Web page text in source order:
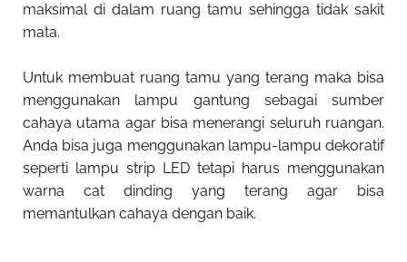
maksimal di dalam ruang tamu sehingga tidak sakit
mata.
Untuk membuat ruang tamu yang terang maka bisa
menggunakan lampu gantung sebagai sumber
cahaya utama agar bisa menerangi seluruh ruangan.
Anda bisa juga menggunakan lampu-lampu dekoratif
seperti lampu strip LED tetapi harus menggunakan
warna cat dinding yang terang agar bisa
memantulkan cahaya dengan baik.